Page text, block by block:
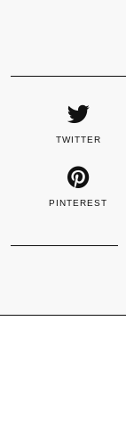
TWITTER
PINTEREST